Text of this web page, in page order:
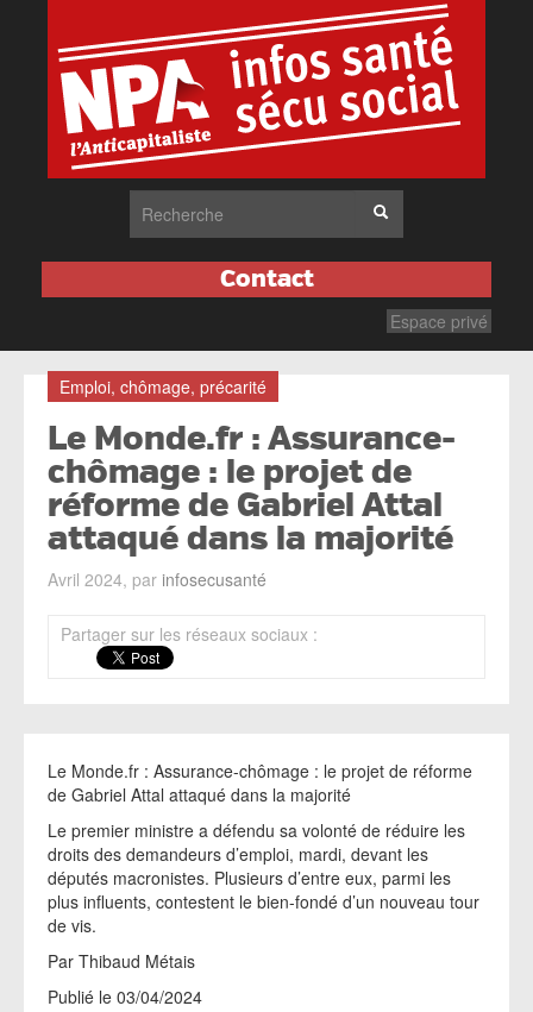
Contact
Espace privé
Emploi, chômage, précarité
Le Monde.fr : Assurance-
chômage : le projet de
réforme de Gabriel Attal
attaqué dans la majorité
Avril 2024, par infosecusanté
Partager sur les réseaux sociaux :
Le Monde.fr : Assurance-chômage : le projet de réforme
de Gabriel Attal attaqué dans la majorité
Le premier ministre a défendu sa volonté de réduire les
droits des demandeurs d’emploi, mardi, devant les
députés macronistes. Plusieurs d’entre eux, parmi les
plus influents, contestent le bien-fondé d’un nouveau tour
de vis.
Par Thibaud Métais
Publié le 03/04/2024